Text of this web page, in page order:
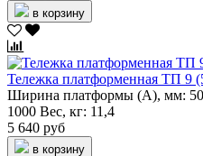
в корзину
Тележка платформенная ТП 9
Ширина платформы (А), мм:
1000 Вес, кг: 11,4
5 640 руб
в корзину